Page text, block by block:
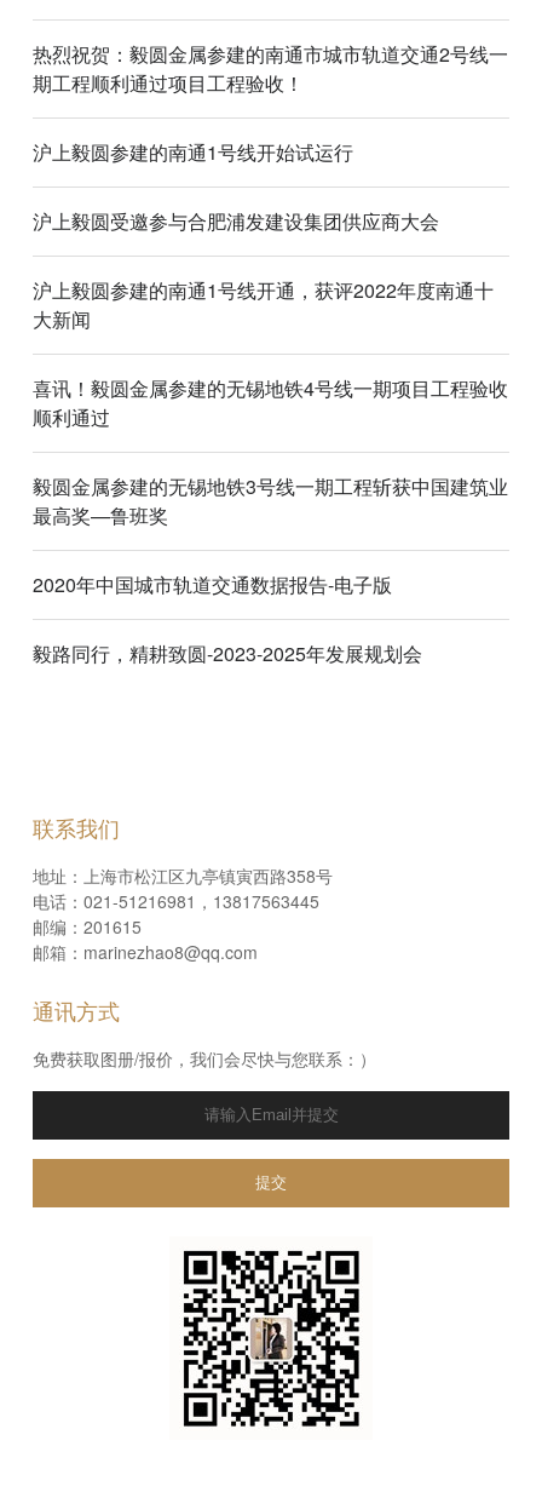
热烈祝贺：毅圆金属参建的南通市城市轨道交通2号线一
期工程顺利通过项目工程验收！
沪上毅圆参建的南通1号线开始试运行
沪上毅圆受邀参与合肥浦发建设集团供应商大会
沪上毅圆参建的南通1号线开通，获评2022年度南通十
大新闻
喜讯！毅圆金属参建的无锡地铁4号线一期项目工程验收
顺利通过
毅圆金属参建的无锡地铁3号线一期工程斩获中国建筑业
最高奖—鲁班奖
2020年中国城市轨道交通数据报告-电子版
毅路同行，精耕致圆-2023-2025年发展规划会
联系我们
地址：上海市松江区九亭镇寅西路358号
电话：021-51216981，13817563445
邮编：201615
邮箱：marinezhao8@qq.com
通讯方式
免费获取图册/报价，我们会尽快与您联系：）
提交